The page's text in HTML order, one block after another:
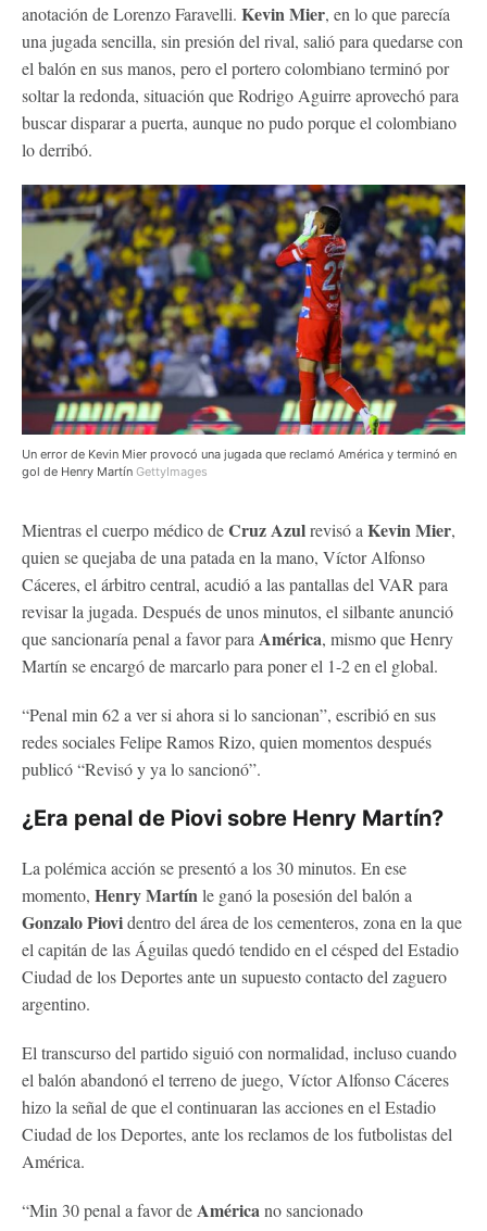
anotación de Lorenzo Faravelli. Kevin Mier, en lo que parecía
una jugada sencilla, sin presión del rival, salió para quedarse con
el balón en sus manos, pero el portero colombiano terminó por
soltar la redonda, situación que Rodrigo Aguirre aprovechó para
buscar disparar a puerta, aunque no pudo porque el colombiano
lo derribó.
Un error de Kevin Mier provocó una jugada que reclamó América y terminó en
gol de Henry Martín GettyImages
Mientras el cuerpo médico deCruz Azulrevisó a Kevin Mier,
quien se quejaba de una patada en la mano, Víctor Alfonso
Cáceres, el árbitro central, acudió a las pantallas del VAR para
revisar la jugada. Después de unos minutos, el silbante anunció
que sancionaría penal a favor para América, mismo que Henry
Martín se encargó de marcarlo para poner el 1-2 en el global.
“Penal min 62 a ver si ahora si lo sancionan”, escribió en sus
redes sociales Felipe Ramos Rizo, quien momentos después
publicó “Revisó y ya lo sancionó”.
¿Era penal de Piovi sobre Henry Martín?
La polémica acción se presentó a los 30 minutos. En ese
momento, Henry Martínle ganó la posesión del balón a
Gonzalo Piovidentro del área de los cementeros, zona en la que
el capitán de las Águilas quedó tendido en el césped del Estadio
Ciudad de los Deportes ante un supuesto contacto del zaguero
argentino.
El transcurso del partido siguió con normalidad, incluso cuando
el balón abandonó el terreno de juego, Víctor Alfonso Cáceres
hizo la señal de que el continuaran las acciones en el Estadio
Ciudad de los Deportes, ante los reclamos de los futbolistas del
América.
“Min 30 penal a favor deAméricano sancionado